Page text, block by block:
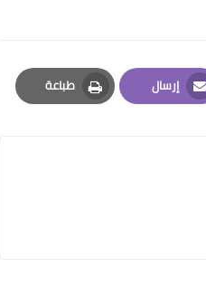
إرسال
Email
طباعة
Print